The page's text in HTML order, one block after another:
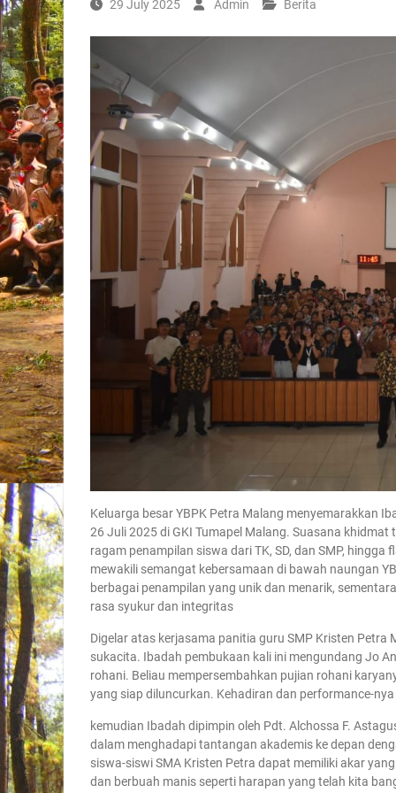
29 July 2025 Admin Berita
Keluarga besar YBPK Petra Malang menyemarakkan
26 Juli 2025 di GKI Tumapel Malang. Suasana
ragam penampilan siswa dari TK, SD, dan SMP,
mewakili semangat kebersamaan di bawah naungan
berbagai penampilan yang unik dan menarik,
rasa syukur dan integritas
Digelar atas kerjasama panitia guru SMP Kristen
sukacita. Ibadah pembukaan kali ini mengundang Jo
rohani. Beliau mempersembahkan pujian rohani
yang siap diluncurkan. Kehadiran dan performance-
kemudian Ibadah dipimpin oleh Pdt. Alchossa F.
dalam menghadapi tantangan akademis ke depan
siswa-siswi SMA Kristen Petra dapat memiliki akar
dan berbuah manis seperti harapan yang telah kita